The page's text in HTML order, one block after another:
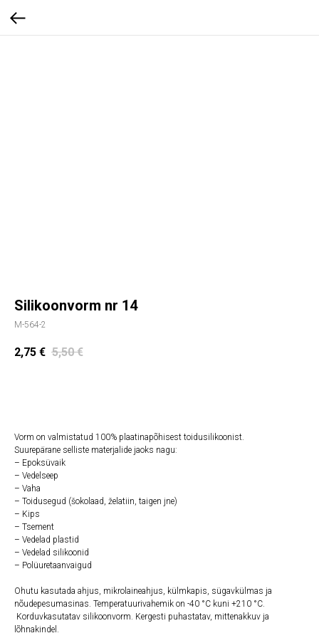
Silikoonvorm nr 14
M-564-2
2,75 € 5,50 €
Vorm on valmistatud 100% plaatinapõhisest toidusilikoonist.
Suurepärane selliste materjalide jaoks nagu:
– Epoksüvaik
– Vedelseep
– Vaha
– Toidusegud (šokolaad, želatiin, taigen jne)
– Kips
– Tsement
– Vedelad plastid
– Vedelad silikoonid
– Polüuretaanvaigud
Ohutu kasutada ahjus, mikrolaineahjus, külmkapis, sügavkülmas ja
nõudepesumasinas. Temperatuurivahemik on -40 °C kuni +210 °C.
Korduvkasutatav silikoonvorm. Kergesti puhastatav, mittenakkuv ja
lõhnakindel.